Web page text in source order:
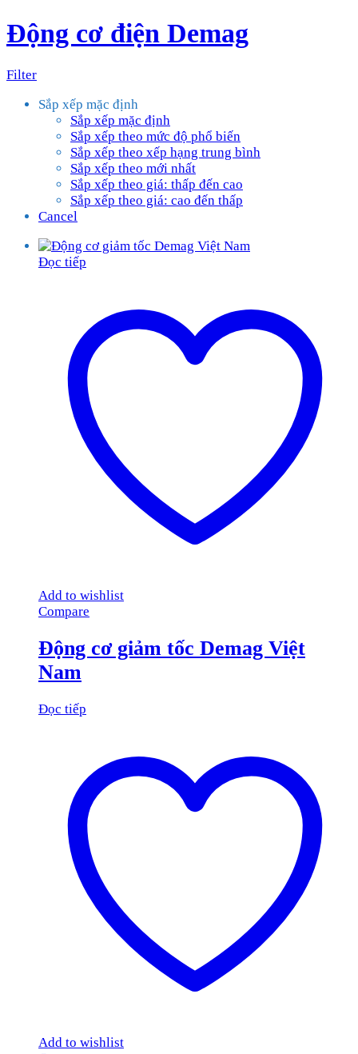
Động cơ điện Demag
Filter
Sắp xếp mặc định
Sắp xếp mặc định
Sắp xếp theo mức độ phổ biến
Sắp xếp theo xếp hạng trung bình
Sắp xếp theo mới nhất
Sắp xếp theo giá: thấp đến cao
Sắp xếp theo giá: cao đến thấp
Cancel
Đọc tiếp
Add to wishlist
Compare
Động cơ giảm tốc Demag Việt
Nam
Đọc tiếp
Add to wishlist